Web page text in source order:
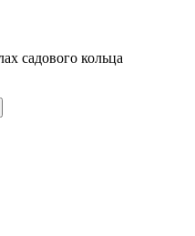
садового кольца